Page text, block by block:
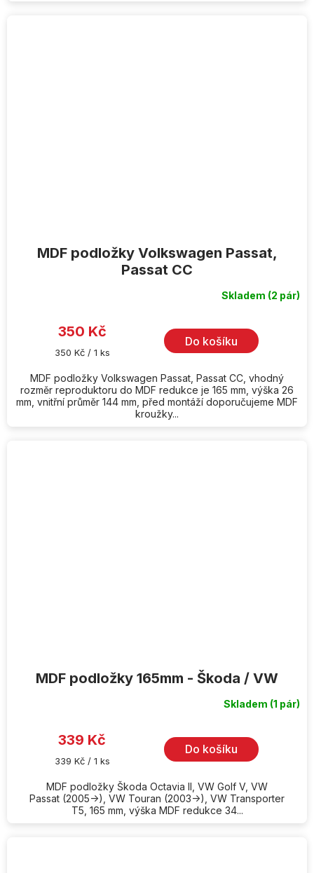
MDF podložky Volkswagen Passat,
Passat CC
Skladem (2 pár)
350 Kč
Měrná
350 Kč / 1 ks
Do košíku
MDF podložky Volkswagen Passat, Passat CC, vhodný
rozměr reproduktoru do MDF redukce je 165 mm, výška 26
mm, vnitřní průměr 144 mm, před montáží doporučujeme MDF
kroužky...
MDF podložky 165mm - Škoda / VW
Skladem (1 pár)
339 Kč
Měrná
339 Kč / 1 ks
Do košíku
MDF podložky Škoda Octavia II, VW Golf V, VW
Passat (2005->), VW Touran (2003->), VW Transporter
T5, 165 mm, výška MDF redukce 34...